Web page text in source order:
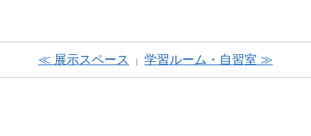
≪ 展示スペース ｜ 学習ルーム・自習室 ≫